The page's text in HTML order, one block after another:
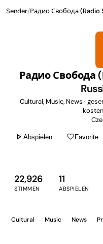
Sender/Радио Свобода (Radio
Радио Свобода
Cultural, Music, News ·
play_arrow Abspielen favorite_borderFavorite
22,926
STIMMEN
11
ABSPIELEN
Cultural Music News